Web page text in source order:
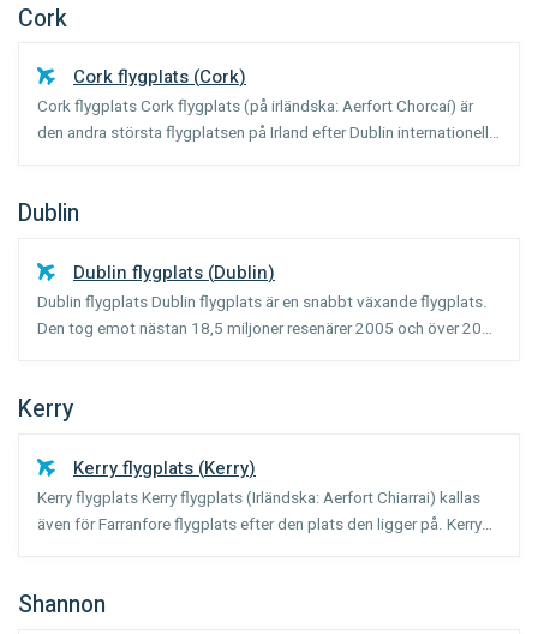
Cork
Cork flygplats (Cork)
Cork flygplats Cork flygplats (på irländska: Aerfort Chorcaí) är
den andra största flygplatsen på Irland efter Dublin internationella
Dublin
Dublin flygplats (Dublin)
Dublin flygplats Dublin flygplats är en snabbt växande flygplats.
Den tog emot nästan 18,5 miljoner resenärer 2005 och över 20
Kerry
Kerry flygplats (Kerry)
Kerry flygplats Kerry flygplats (Irländska: Aerfort Chiarrai) kallas
även för Farranfore flygplats efter den plats den ligger på. Kerry
Shannon